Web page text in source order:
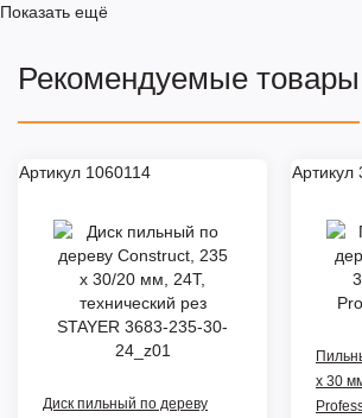
Показать ещё
Рекомендуемые товары
Артикул 1060114
Диск пильный по дереву
Артикул
х 30